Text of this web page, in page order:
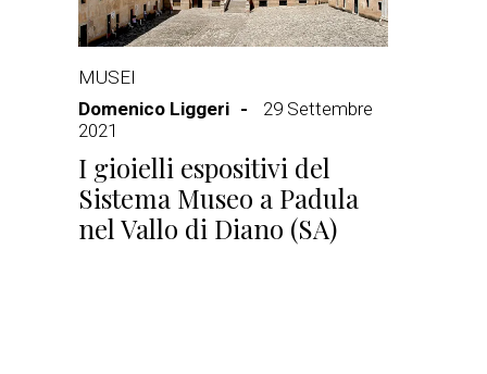
MUSEI
Domenico Liggeri
29 Settembre
2021
I gioielli espositivi del
Sistema Museo a Padula
nel Vallo di Diano (SA)